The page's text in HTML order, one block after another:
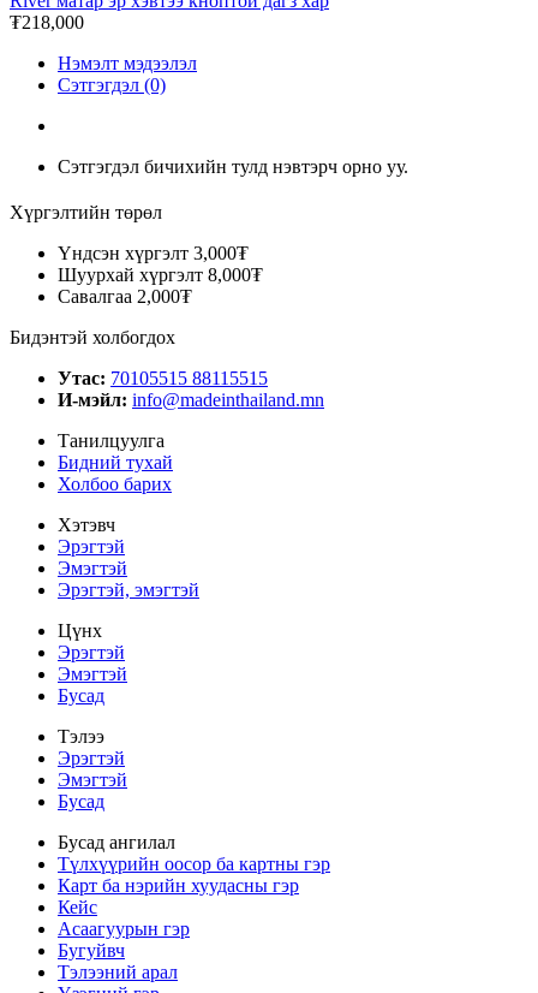
₮218,000
Нэмэлт мэдээлэл
Сэтгэгдэл (0)
Сэтгэгдэл бичихийн тулд нэвтэрч орно уу.
Хүргэлтийн төрөл
Үндсэн хүргэлт 3,000₮
Шуурхай хүргэлт 8,000₮
Савалгаа 2,000₮
Бидэнтэй холбогдох
Утас: 70105515 88115515
И-мэйл: info@madeinthailand.mn
Танилцуулга
Бидний тухай
Холбоо барих
Хэтэвч
Эрэгтэй
Эмэгтэй
Эрэгтэй, эмэгтэй
Цүнх
Эрэгтэй
Эмэгтэй
Бусад
Тэлээ
Эрэгтэй
Эмэгтэй
Бусад
Бусад ангилал
Түлхүүрийн оосор ба картны гэр
Карт ба нэрийн хуудасны гэр
Кейс
Асаагуурын гэр
Бугуйвч
Тэлээний арал